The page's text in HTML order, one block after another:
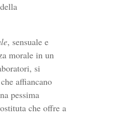
, sensuale e
morale in un
si
affiancano
pessima
che offre a